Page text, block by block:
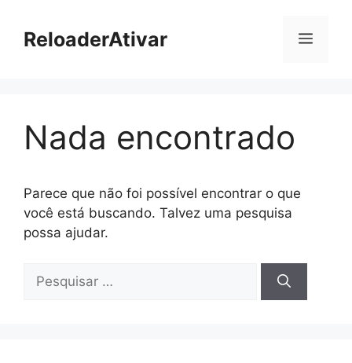
paraReloaderAtivar Menu
Nada encontrado
Parece que não foi possível encontrar o que
você está buscando. Talvez uma pesquisa
possa ajudar.
por: